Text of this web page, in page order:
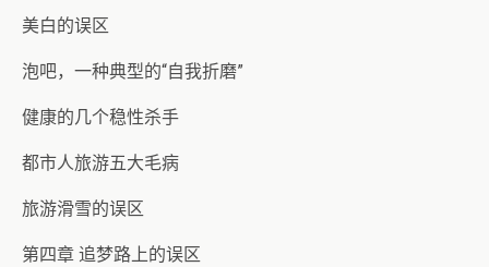
美白的误区
泡吧，一种典型的“自我折磨”
健康的几个稳性杀手
都市人旅游五大毛病
旅游滑雪的误区
第四章 追梦路上的误区